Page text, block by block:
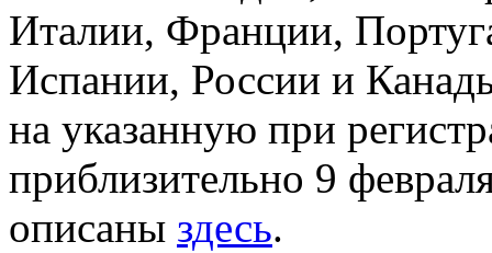
Италии, Франции,
Испании, России и
на указанную при
приблизительно 9
описаны здесь.